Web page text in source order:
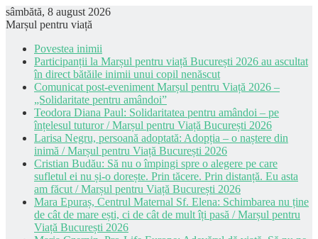
sâmbătă, 8 august 2026
Marșul pentru viață
Povestea inimii
Participanții la Marșul pentru viață București 2026 au ascultat
în direct bătăile inimii unui copil nenăscut
Comunicat post-eveniment Marșul pentru Viață 2026 –
„Solidaritate pentru amândoi”
Teodora Diana Paul: Solidaritatea pentru amândoi – pe
înțelesul tuturor / Marșul pentru Viață București 2026
Larisa Negru, persoană adoptată: Adopția – o naștere din
inimă / Marșul pentru Viață București 2026
Cristian Budău: Să nu o împingi spre o alegere pe care
sufletul ei nu și-o dorește. Prin tăcere. Prin distanță. Eu asta
am făcut / Marșul pentru Viață București 2026
Mara Epuraș, Centrul Maternal Sf. Elena: Schimbarea nu ține
de cât de mare ești, ci de cât de mult îți pasă / Marșul pentru
Viață București 2026